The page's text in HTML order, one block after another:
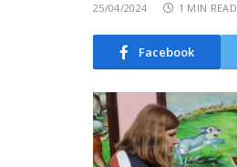
25/04/2024 1 MIN READ
Facebook